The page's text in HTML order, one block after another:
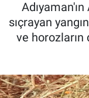
sıçrayan
ve horozların
Bölge
Gündem
Sağlık
Süper Lig
Tüm
Haber Arşivi